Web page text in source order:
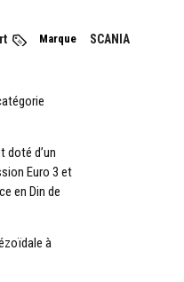
Marque SCANIA
doté d’un
Euro 3 et
en Din de
à